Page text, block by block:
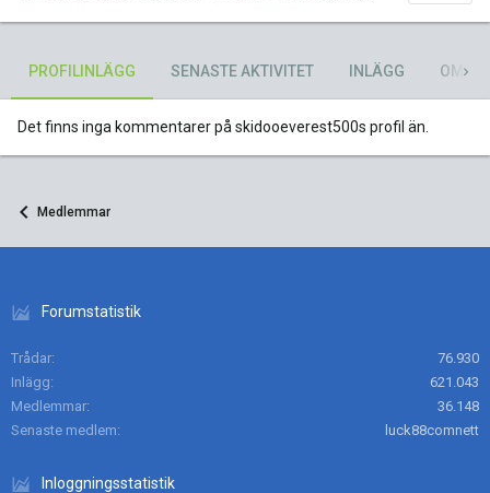
PROFILINLÄGG SENASTE AKTIVITET INLÄGG OM
Det finns inga kommentarer på skidooeverest500s profil än.
Medlemmar
Forumstatistik
Trådar
76.930
Inlägg
621.043
Medlemmar
36.148
Senaste medlem
luck88comnett
Inloggningsstatistik